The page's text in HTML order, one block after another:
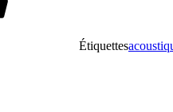
Étiquettes